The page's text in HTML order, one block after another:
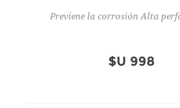
Previene la corrosión Alta
$U 998